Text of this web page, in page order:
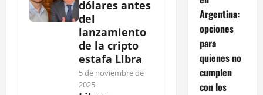
dólares antes
del
lanzamiento
de la cripto
estafa Libra
5 de noviembre de
2025
Argentina:
opciones
para
quienes no
cumplen
con los